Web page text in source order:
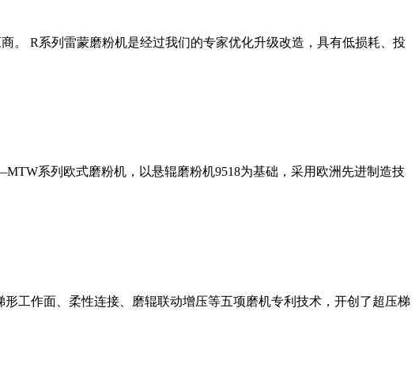
。 R系列雷蒙磨粉机是经过我们的专家优化升级改造，具有低损耗、投
系列欧式磨粉机，以悬辊磨粉机9518为基础，采用欧洲先进制造技
工作面、柔性连接、磨辊联动增压等五项磨机专利技术，开创了超压梯